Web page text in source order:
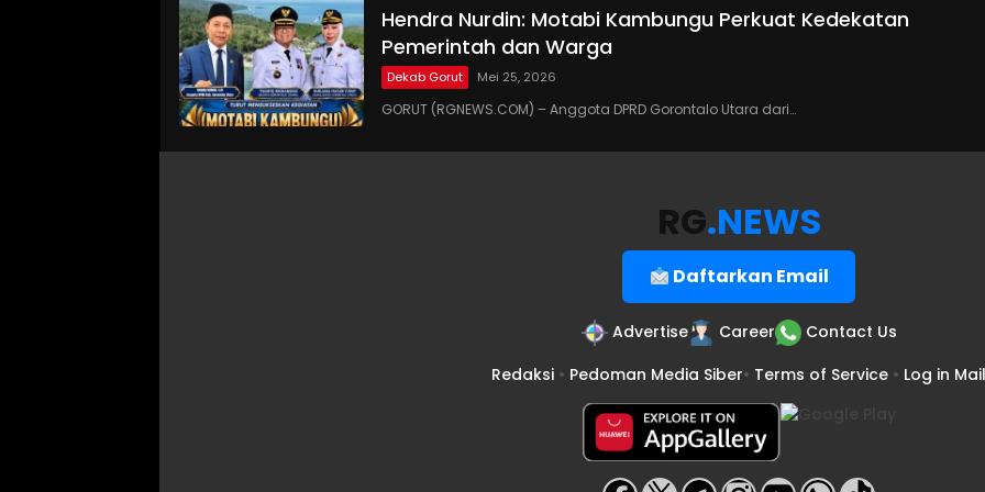
Hendra Nurdin: Motabi Kambungu Perkuat Kedekatan
Pemerintah dan Warga
Dekab Gorut Mei 25, 2026
GORUT (RGNEWS.COM) – Anggota DPRD Gorontalo Utara dari…
RG.NEWS
Daftarkan Email
Advertise Career
Contact Us
Redaksi • Pedoman Media Siber• Terms of Service • Log in Mail